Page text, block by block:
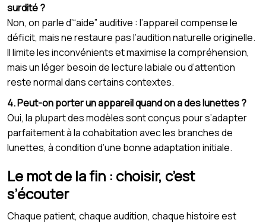
surdité ?
Non, on parle d’“aide” auditive : l’appareil compense le
déficit, mais ne restaure pas l’audition naturelle originelle.
Il limite les inconvénients et maximise la compréhension,
mais un léger besoin de lecture labiale ou d’attention
reste normal dans certains contextes.
4. Peut-on porter un appareil quand on a des lunettes ?
Oui, la plupart des modèles sont conçus pour s’adapter
parfaitement à la cohabitation avec les branches de
lunettes, à condition d’une bonne adaptation initiale.
Le mot de la fin : choisir, c’est
s’écouter
Chaque patient, chaque audition, chaque histoire est